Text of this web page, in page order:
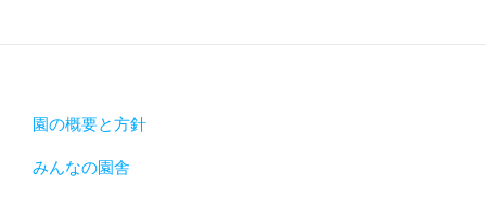
園の概要と方針
みんなの園舎